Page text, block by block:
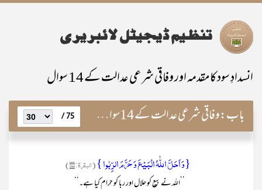
انسدادِ سود کا مقدمہ اور وفاقی شرعی عدالت کے 14 سوال
باب:وفاقی شرعی عدالت کے 14سوال اور ان کے جوابات 75 /
{وَ اَحَلَّ اللّٰہُ الۡبَیۡعَ وَ حَرَّمَ الرِّبٰوا }(البقرۃ: ۲۷۵)
’’اللہ نے بیع کو حلال اور ربا کو حرام کیا ہے۔‘‘